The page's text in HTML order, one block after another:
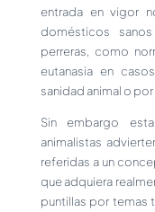
entrada en vigor
domésticos
perreras, como
eutanasia en
sanidad animal o
Sin embargo
animalistas
referidas a un
que adquiera
puntillas por temas